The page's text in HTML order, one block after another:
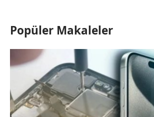
Popüler Makaleler